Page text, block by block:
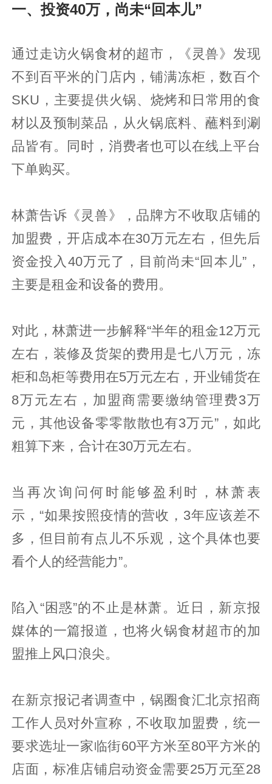
一、投资40万，尚未“回本儿”
通过走访火锅食材的超市，《灵兽》发现
不到百平米的门店内，铺满冻柜，数百个
SKU，主要提供火锅、烧烤和日常用的食
材以及预制菜品，从火锅底料、蘸料到涮
品皆有。同时，消费者也可以在线上平台
下单购买。
林萧告诉《灵兽》，品牌方不收取店铺的
加盟费，开店成本在30万元左右，但先后
资金投入40万元了，目前尚未“回本儿”，
主要是租金和设备的费用。
对此，林萧进一步解释“半年的租金12万元
左右，装修及货架的费用是七八万元，冻
柜和岛柜等费用在5万元左右，开业铺货在
8万元左右，加盟商需要缴纳管理费3万
元，其他设备零零散散也有3万元”，如此
粗算下来，合计在30万元左右。
当再次询问何时能够盈利时，林萧表
示，“如果按照疫情的营收，3年应该差不
多，但目前有点儿不乐观，这个具体也要
看个人的经营能力”。
陷入“困惑”的不止是林萧。近日，新京报
媒体的一篇报道，也将火锅食材超市的加
盟推上风口浪尖。
在新京报记者调查中，锅圈食汇北京招商
工作人员对外宣称，不收取加盟费，统一
要求选址一家临街60平方米至80平方米的
店面，标准店铺启动资金需要25万元至28